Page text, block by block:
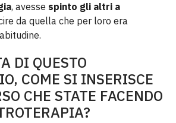
, avesse spinto gli altri a
da quella che per loro era
DI QUESTO
COME SI INSERISCE
CHE STATE FACENDO